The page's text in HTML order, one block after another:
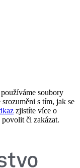
soubory
s tím, jak se
zjistíte více o
či zakázat.